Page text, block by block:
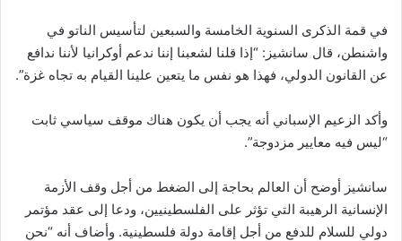
في قمة الذكرى السنوية الخامسة والسبعين لتأسيس الناتو في
واشنطن، قال سانشيز: “إذا قلنا لشعبنا إننا ندعم أوكرانيا لأننا ندافع
عن القانون الدولي، فهذا هو نفس ما يتعين علينا القيام به تجاه غزة”.
وأكد الزعيم الإسباني أنه يجب أن يكون هناك موقف سياسي ثابت
“ليس فيه معايير مزدوجة”.
سانشيز أوضح أن العالم بحاجة إلى الضغط من أجل وقف الأزمة
الإنسانية الرهيبة التي تؤثر على الفلسطينيين، ودعا إلى عقد مؤتمر
دولي للسلام للدفع من أجل إقامة دولة فلسطينية. وأضاف أنه “نحن